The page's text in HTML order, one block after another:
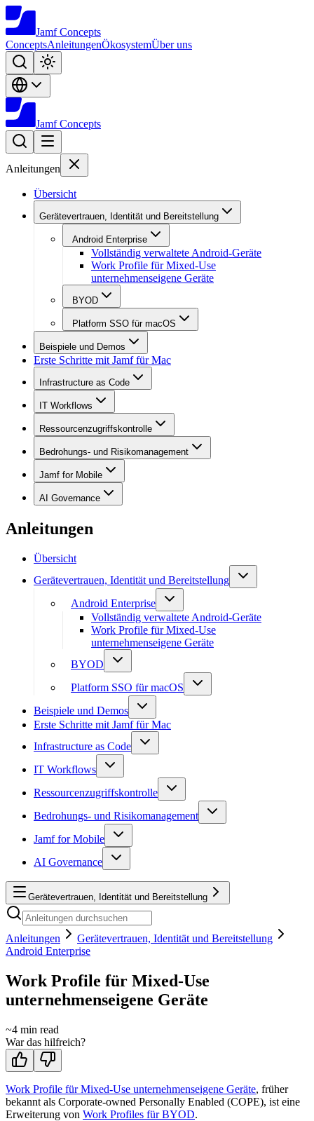
Jamf Concepts
ConceptsAnleitungenÖkosystemÜber uns
Jamf Concepts
Anleitungen
Übersicht
Gerätevertrauen, Identität und Bereitstellung
Android Enterprise
Vollständig verwaltete Android-Geräte
Work Profile für Mixed-Use
unternehmenseigene Geräte
BYOD
Platform SSO für macOS
Beispiele und Demos
Erste Schritte mit Jamf für Mac
Infrastructure as Code
IT Workflows
Ressourcenzugriffskontrolle
Bedrohungs- und Risikomanagement
Jamf for Mobile
AI Governance
Anleitungen
Übersicht
Gerätevertrauen, Identität und Bereitstellung
Android Enterprise
Vollständig verwaltete Android-Geräte
Work Profile für Mixed-Use
unternehmenseigene Geräte
BYOD
Platform SSO für macOS
Beispiele und Demos
Erste Schritte mit Jamf für Mac
Infrastructure as Code
IT Workflows
Ressourcenzugriffskontrolle
Bedrohungs- und Risikomanagement
Jamf for Mobile
AI Governance
Gerätevertrauen, Identität und Bereitstellung
Anleitungen
Gerätevertrauen, Identität und Bereitstellung
Android Enterprise
Work Profile für Mixed-Use
unternehmenseigene Geräte
~4 min read
War das hilfreich?
Work Profile für Mixed-Use unternehmenseigene Geräte, früher
bekannt als Corporate-owned Personally Enabled (COPE), ist eine
Erweiterung von Work Profiles für BYOD.